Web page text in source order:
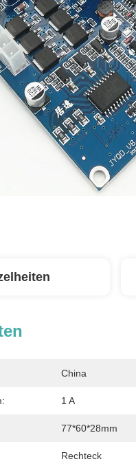
China
1 A
77*60*28mm
Rechteck